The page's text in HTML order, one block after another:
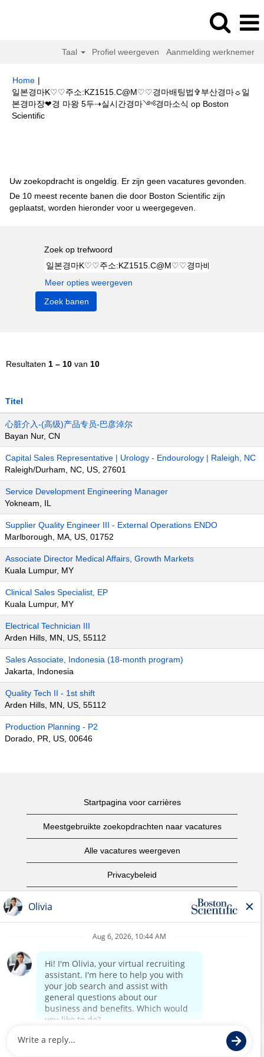
Taal Profiel weergeven Aanmelding werknemer
Home |
일본경마K♡♡주소:KZ1515.C@M♡♡경마배팅법✞부산경마☼일
본경마장❤경 마왕 5두⇢실시간경마༺경마소식 op Boston
Scientific(huidige
Uw zoekopdracht is ongeldig. Er zijn geen vacatures gevonden.
De 10 meest recente banen die door Boston Scientific zijn
geplaatst, worden hieronder voor u weergegeven.
Zoek op trefwoord
Meer opties weergeven
Resultaten 1 – 10 van 10
Titel
心脏介入-(高级)产品专员-巴彦淖尔
Bayan Nur, CN
Capital Sales Representative | Urology - Endourology | Raleigh, NC
Raleigh/Durham, NC, US, 27601
Service Development Engineering Manager
Yokneam, IL
Supplier Quality Engineer III - External Operations ENDO
Marlborough, MA, US, 01752
Associate Director Medical Affairs, Growth Markets
Kuala Lumpur, MY
Clinical Sales Specialist, EP
Kuala Lumpur, MY
Electrical Technician III
Arden Hills, MN, US, 55112
Sales Associate, Indonesia (18-month program)
Jakarta, Indonesia
Quality Tech II - 1st shift
Arden Hills, MN, US, 55112
Production Planning - P2
Dorado, PR, US, 00646
Startpagina voor carrières
Meestgebruikte zoekopdrachten naar vacatures
Alle vacatures weergeven
Privacybeleid
Copyright informatie
Startpagina van het bedrijf